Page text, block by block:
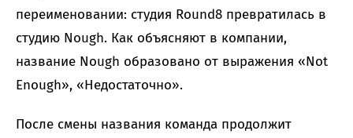
переименовании: студия Round8 превратилась в
студию Nough. Как объясняют в компании,
название Nough образовано от выражения «Not
Enough», «Недостаточно».
После смены названия команда продолжит